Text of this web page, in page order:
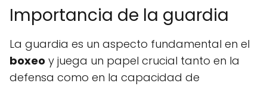
Importancia de la guardia
La guardia es un aspecto fundamental en el
boxeo y juega un papel crucial tanto en la
defensa como en la capacidad de